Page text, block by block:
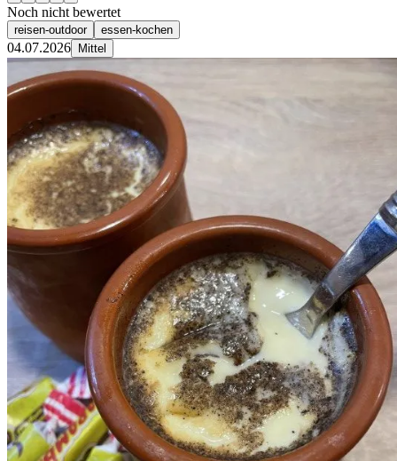
Noch nicht bewertet
reisen-outdoor essen-kochen
04.07.2026 Mittel